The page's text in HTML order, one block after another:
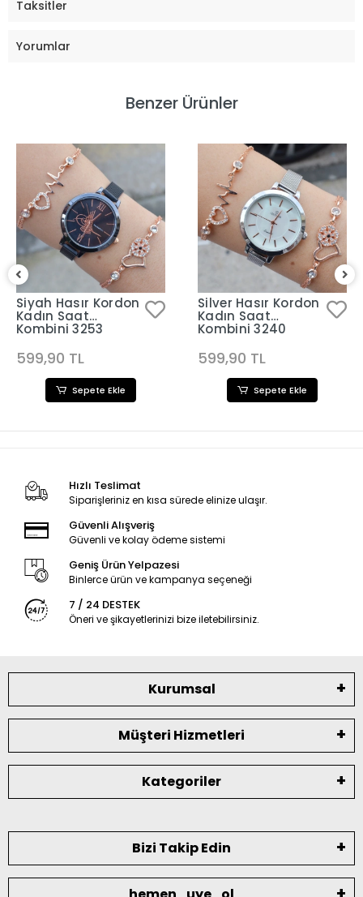
Taksitler
Yorumlar
Benzer Ürünler
Siyah Hasır Kordon
Kadın Saat
Kombini 3253
599,90 TL
Sepete Ekle
Silver Hasır Kordon
Kadın Saat
Kombini 3240
599,90 TL
Sepete Ekle
Hızlı Teslimat
Siparişleriniz en kısa sürede elinize ulaşır.
Güvenli Alışveriş
Güvenli ve kolay ödeme sistemi
Geniş Ürün Yelpazesi
Binlerce ürün ve kampanya seçeneği
7 / 24 DESTEK
Öneri ve şikayetlerinizi bize iletebilirsiniz.
Kurumsal
Müşteri Hizmetleri
Kategoriler
Bizi Takip Edin